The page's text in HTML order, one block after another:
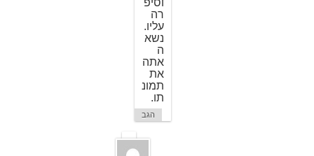
וסיפ
רה
עליו.
נשא
ה
אתה
את
תמונ
תו.
הגב
א